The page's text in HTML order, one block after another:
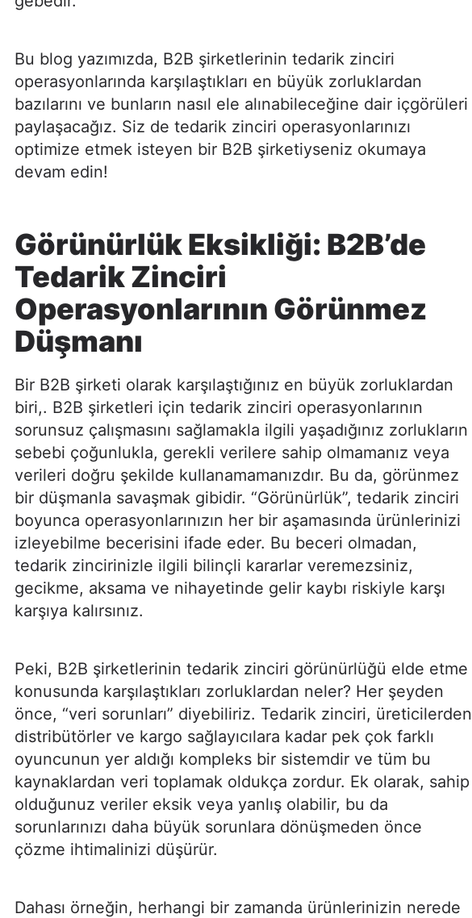
Bu blog yazımızda, B2B şirketlerinin tedarik zinciri
operasyonlarında karşılaştıkları en büyük zorluklardan
bazılarını ve bunların nasıl ele alınabileceğine dair içgörüleri
paylaşacağız. Siz de tedarik zinciri operasyonlarınızı
optimize etmek isteyen bir B2B şirketiyseniz okumaya
devam edin!
Görünürlük Eksikliği: B2B’de
Tedarik Zinciri
Operasyonlarının Görünmez
Düşmanı
Bir B2B şirketi olarak karşılaştığınız en büyük zorluklardan
biri,. B2B şirketleri için tedarik zinciri operasyonlarının
sorunsuz çalışmasını sağlamakla ilgili yaşadığınız zorlukların
sebebi çoğunlukla, gerekli verilere sahip olmamanız veya
verileri doğru şekilde kullanamamanızdır. Bu da, görünmez
bir düşmanla savaşmak gibidir. “Görünürlük”, tedarik zinciri
boyunca operasyonlarınızın her bir aşamasında ürünlerinizi
izleyebilme becerisini ifade eder. Bu beceri olmadan,
tedarik zincirinizle ilgili bilinçli kararlar veremezsiniz,
gecikme, aksama ve nihayetinde gelir kaybı riskiyle karşı
karşıya kalırsınız.
Peki, B2B şirketlerinin tedarik zinciri görünürlüğü elde etme
konusunda karşılaştıkları zorluklardan neler? Her şeyden
önce, “veri sorunları” diyebiliriz. Tedarik zinciri, üreticilerden
distribütörler ve kargo sağlayıcılara kadar pek çok farklı
oyuncunun yer aldığı kompleks bir sistemdir ve tüm bu
kaynaklardan veri toplamak oldukça zordur. Ek olarak, sahip
olduğunuz veriler eksik veya yanlış olabilir, bu da
sorunlarınızı daha büyük sorunlara dönüşmeden önce
çözme ihtimalinizi düşürür.
Dahası örneğin, herhangi bir zamanda ürünlerinizin nerede